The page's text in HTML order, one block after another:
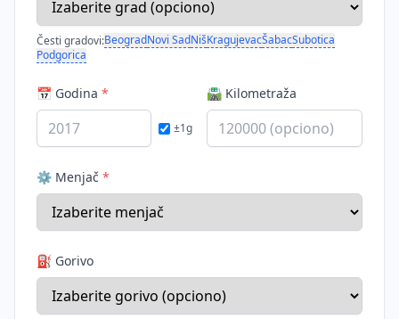
Česti gradovi:BeogradNovi SadNišKragujevacŠabacSubotica
Podgorica
📅 Godina *
±1g
🛣️ Kilometraža
⚙️ Menjač *
⛽ Gorivo